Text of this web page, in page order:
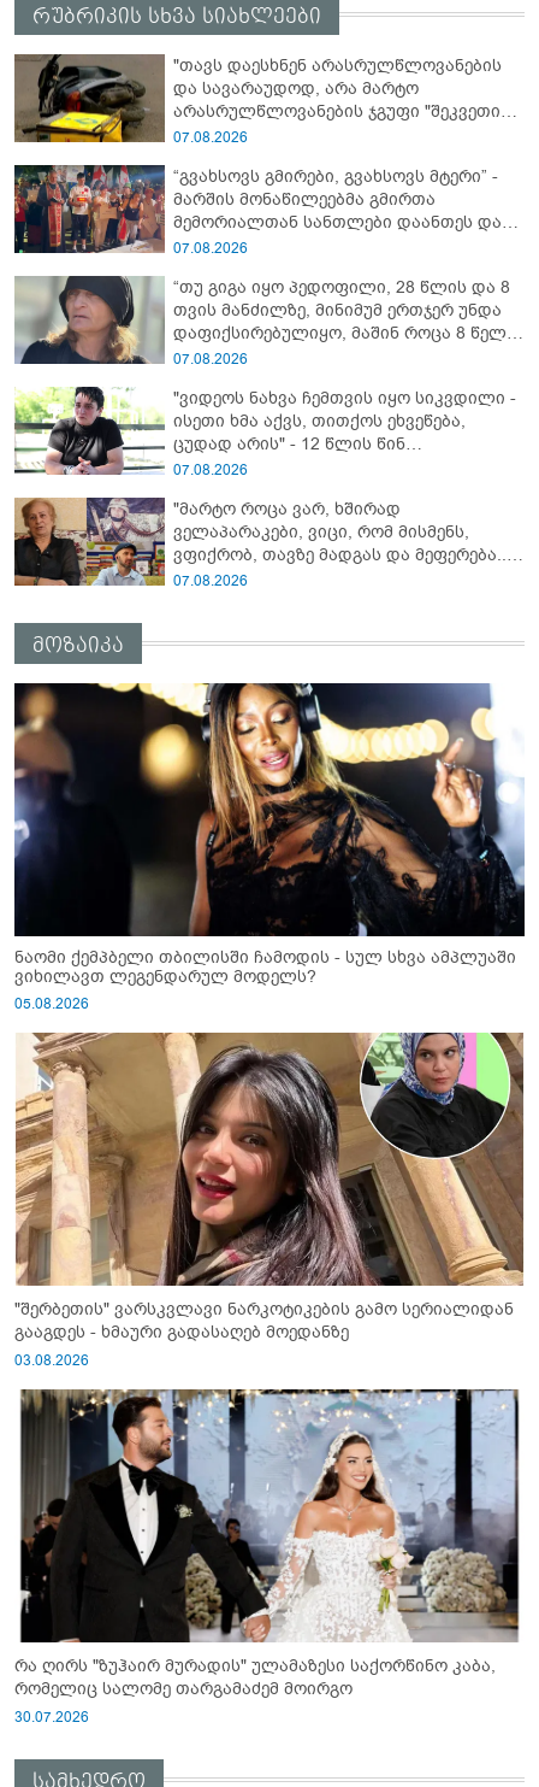
რუბრიკის სხვა სიახლეები
"თავს დაესხნენ არასრულწლოვანების
და სავარაუდოდ, არა მარტო
არასრულწლოვანების ჯგუფი "შეკვეთის
მიტანისას, "გლოვოს" კურიერია
ადვოკატი?
07.08.2026
“გვახსოვს გმირები, გვახსოვს მტერი” -
მარშის მონაწილეებმა გმირთა
მემორიალთან სანთლები დაანთეს და
გმირების ხსოვნას პატივი მიაგეს
07.08.2026
“თუ გიგა იყო პედოფილი, 28 წლის და 8
თვის მანძილზე, მინიმუმ ერთჯერ უნდა
დაფიქსირებულიყო, მაშინ როცა 8 წელი
ამზადებდა მოსწავლეებს! - იპოვონ ერთი
ავიწროებდა” - ეკა კუპატაძე
07.08.2026
"ვიდეოს ნახვა ჩემთვის იყო სიკვდილი -
ისეთი ხმა აქვს, თითქოს ეხვეწება,
ცუდად არის" - 12 წლის წინ
გაუჩინარებული ბიჭის დედა
კომენტარს აკეთებს
07.08.2026
"მარტო როცა ვარ, ხშირად
ველაპარაკები, ვიცი, რომ მისმენს,
ვფიქრობ, თავზე მადგას და მეფერება...“
- გიორგი კეკელიძე გმირი ანწუხელიძის
07.08.2026
მოზაიკა
ნაომი ქემპბელი თბილისში ჩამოდის - სულ სხვა ამპლუაში
ვიხილავთ ლეგენდარულ მოდელს?
05.08.2026
"შერბეთის" ვარსკვლავი ნარკოტიკების გამო სერიალიდან
გააგდეს - ხმაური გადასაღებ მოედანზე
03.08.2026
რა ღირს "ზუჰაირ მურადის" ულამაზესი საქორწინო კაბა,
რომელიც სალომე თარგამაძემ მოირგო
30.07.2026